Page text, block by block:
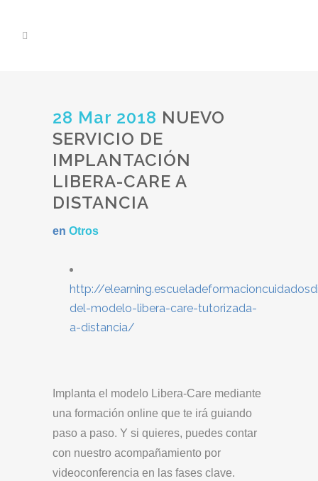
28 Mar 2018 NUEVO
SERVICIO DE
IMPLANTACIÓN
LIBERA-CARE A
DISTANCIA
en Otros
http://
del-modelo-libera-care-tutorizada-
a-distancia/
Implanta el modelo Libera-Care mediante
una formación online que te irá guiando
paso a paso. Y si quieres, puedes contar
con nuestro acompañamiento por
videoconferencia en las fases clave.